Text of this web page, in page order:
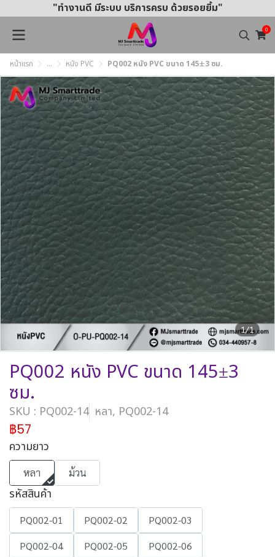
"ทำงานดี มีระบบ บริการครบ ด้วยรอยยิ้ม"
0
หน้าแรก ... หนัง PVC PQ002 หนัง PVC ขนาด 145±3 ซม.
1/1
PQ002 หนัง PVC ขนาด 145±3
ซม.
SKU : PQ002-14 หลา, PQ002-14
฿57
ความยาว
หลา ม้วน
รหัสสินค้า
PQ002-01 PQ002-02
PQ002-03
PQ002-04
PQ002-05
PQ002-06